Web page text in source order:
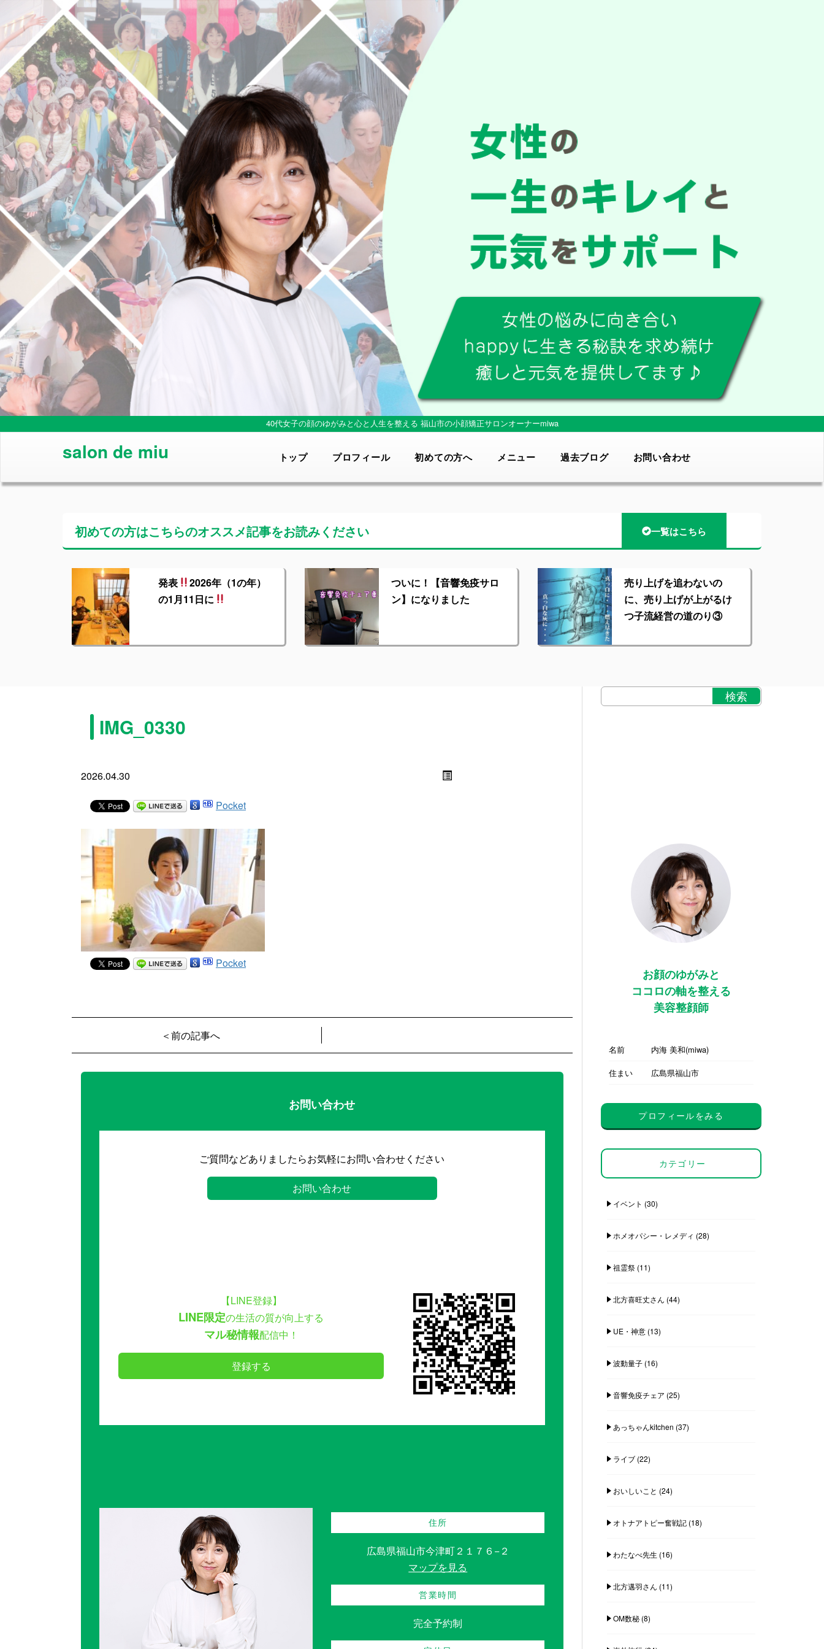
40代女子の顔のゆがみと心と人生を整える 福山市の小顔矯正サロンオーナーmiwa
salon de miu トップ プロフィール 初めての方へ メニュー 過去ブログ お問い合わせ
初めての方はこちらのオススメ記事をお読みください 一覧はこちら
発表
2026年（1の年）
の1月11日に
ついに！【音響免疫サロ
ン】になりました
売り上げを追わないの
に、売り上げが上がるけ
つ子流経営の道のり③
IMG_0330
2026.04.30
Pocket
Pocket
＜前の記事へ
お問い合わせ
ご質問などありましたらお気軽にお問い合わせください
お問い合わせ
【LINE登録】
LINE限定の生活の質が向上する
マル秘情報配信中！
登録する
住所
広島県福山市今津町２１７６−２
マップを見る
営業時間
完全予約制
お顔のゆがみと
ココロの軸を整える
美容整顔師
名前
内海 美和(miwa)
住まい
広島県福山市
プロフィールをみる
カテゴリー
イベント (30)
ホメオパシー・レメディ (28)
祖霊祭(11)
北方喜旺丈さん (44)
UE・神意(13)
波動量子(16)
音響免疫チェア (25)
あっちゃんkitchen (37)
ライブ(22)
おいしいこと (24)
オトナアトピー奮戦記(18)
わたなべ先生 (16)
北方邁羽さん (11)
OM数秘(8)